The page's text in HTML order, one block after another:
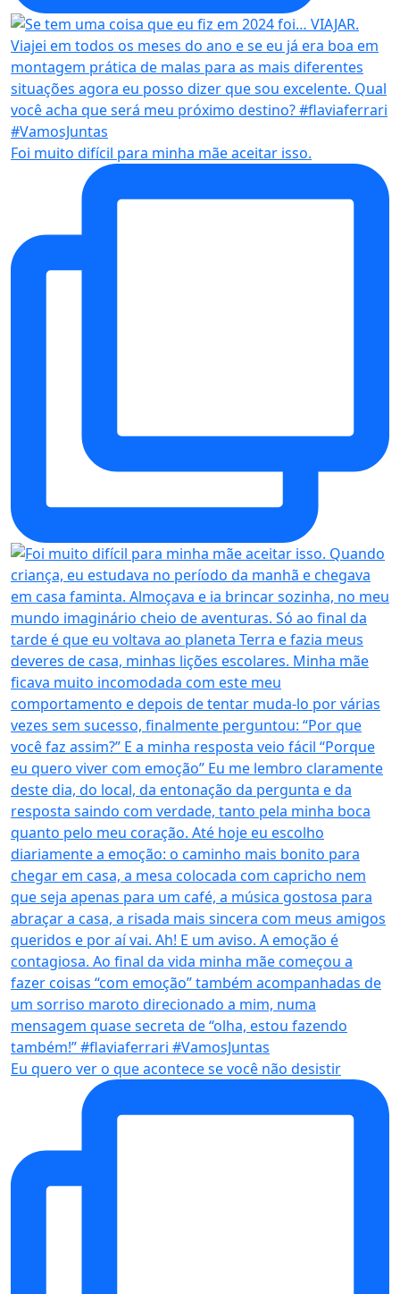
Foi muito difícil para minha mãe aceitar isso.
Eu quero ver o que acontece se você não desistir